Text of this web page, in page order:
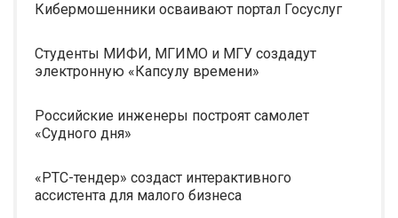
Кибермошенники осваивают портал Госуслуг
Студенты МИФИ, МГИМО и МГУ создадут
электронную «Капсулу времени»
Российские инженеры построят самолет
«Судного дня»
«РТС-тендер» создаст интерактивного
ассистента для малого бизнеса